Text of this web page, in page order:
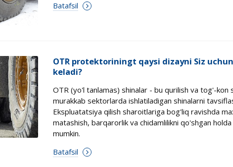
Batafsil
OTR protektoriningt qaysi dizayni Siz
keladi?
OTR (yo'l tanlamas) shinalar - bu qurilish va tog'-kon
murakkab sektorlarda ishlatiladigan shinalarni
Ekspluatatsiya qilish sharoitlariga bog'liq ravishda
matashish, barqarorlik va chidamlilikni qo'shgan
mumkin.
Batafsil